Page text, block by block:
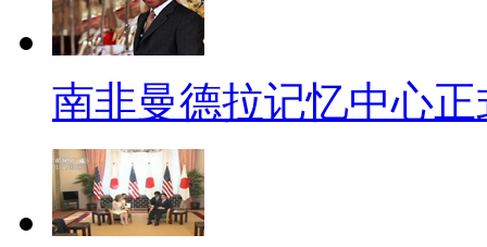
刃，上下摇着刀柄，反复几下
太过人还是姑娘臂力太过人，
向女性求婚最佳时机
泡妞是要讲究科学的，比如
功倍。英国一名珠宝商向2000
南非曼德拉记忆中心